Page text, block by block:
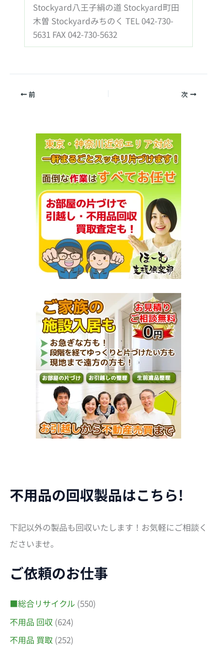
Stockyard八王子絹の道 Stockyard町田
木曽 Stockyardみちのく TEL 042-730-
5631 FAX 042-730-5632
前 次
不用品の回収製品はこちら!
下記以外の製品も回収いたします！お気軽にご相談く
ださいませ。
ご依頼のお仕事
■総合リサイクル (550)
不用品 回収 (624)
不用品 買取 (252)